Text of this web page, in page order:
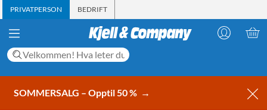
PRIVATPERSON BEDRIFT
SOMMERSALG – Opptil 50 % →